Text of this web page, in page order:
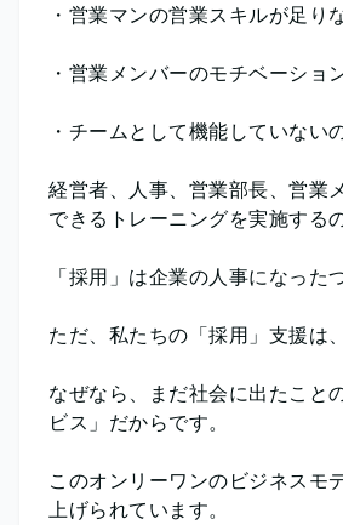
・営業マンの営業スキルが足り
・営業メンバーのモチベーショ
・チームとして機能していない
経営者、人事、営業部長、営業
できるトレーニングを実施する
「採用」は企業の人事になった
ただ、私たちの「採用」支援は
なぜなら、まだ社会に出たこと
ビス」だからです。
このオンリーワンのビジネスモ
上げられています。